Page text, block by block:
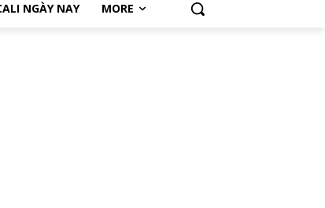
NGÀY NAY MORE